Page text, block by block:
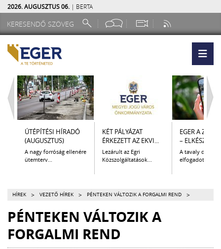
2026. AUGUSZTUS 06. | BERTA
ÚTÉPÍTÉSI HÍRADÓ
(AUGUSZTUS)
A nagy forróság ellenére
ütemterv...
KÉT PÁLYÁZAT
ÉRKEZETT AZ EKVI...
Lezárult az Egri
Közszolgáltatások...
EGER A
– ELKÉSZÜLT
A tavaly
elfogadott
HÍREK > VEZETŐ HÍREK > PÉNTEKEN VÁLTOZIK A FORGALMI REND >
PÉNTEKEN VÁLTOZIK A
FORGALMI REND